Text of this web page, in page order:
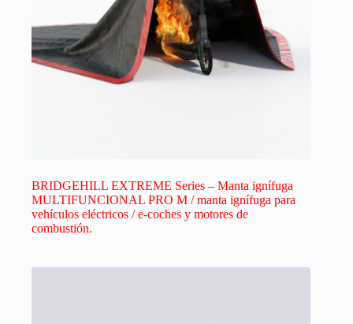
BRIDGEHILL EXTREME Series – Manta ignífuga
MULTIFUNCIONAL PRO M / manta ignífuga para
vehículos eléctricos / e-coches y motores de
combustión.